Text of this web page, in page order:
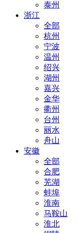
泰州
浙江
全部
杭州
宁波
温州
绍兴
湖州
嘉兴
金华
衢州
台州
丽水
舟山
安徽
全部
合肥
芜湖
蚌埠
淮南
马鞍山
淮北